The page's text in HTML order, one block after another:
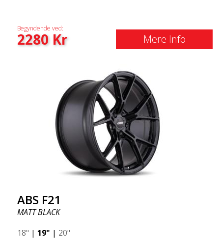
Begyndende ved:
2280Kr Mere Info
ABS F21
MATT BLACK
18" | 19" | 20"